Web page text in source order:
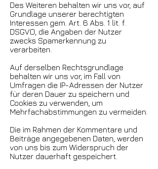
Des Weiteren behalten wir uns vor, auf
Grundlage unserer berechtigten
Interessen gem. Art. 6 Abs. 1 lit. f.
DSGVO, die Angaben der Nutzer
zwecks Spamerkennung zu
verarbeiten.
Auf derselben Rechtsgrundlage
behalten wir uns vor, im Fall von
Umfragen die IP-Adressen der Nutzer
für deren Dauer zu speichern und
Cookies zu verwenden, um
Mehrfachabstimmungen zu vermeiden.
Die im Rahmen der Kommentare und
Beiträge angegebenen Daten, werden
von uns bis zum Widerspruch der
Nutzer dauerhaft gespeichert.